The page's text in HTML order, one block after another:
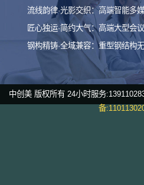
流线韵律·光影交织：高端智能多
匠心独运·简约大气：高端大型会
钢构精铸·全域兼容：重型钢结构
中创美 版权所有 24小时服务
备